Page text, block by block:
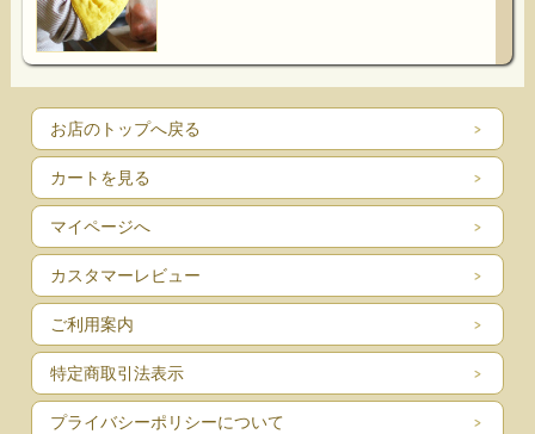
お店のトップへ戻る
カートを見る
マイページへ
カスタマーレビュー
ご利用案内
特定商取引法表示
プライバシーポリシーについて